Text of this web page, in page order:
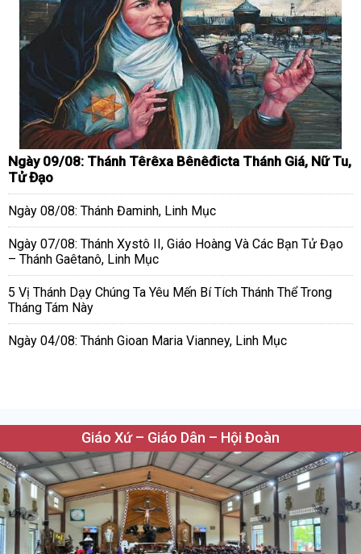
Ngày 09/08: Thánh Têrêxa Bênêđicta Thánh Giá, Nữ Tu,
Tử Đạo
Ngày 08/08: Thánh Đaminh, Linh Mục
Ngày 07/08: Thánh Xystô II, Giáo Hoàng Và Các Bạn Tử Đạo
– Thánh Gaêtanô, Linh Mục
5 Vị Thánh Dạy Chúng Ta Yêu Mến Bí Tích Thánh Thể Trong
Tháng Tám Này
Ngày 04/08: Thánh Gioan Maria Vianney, Linh Mục
Giáo Xứ – Giáo Dân – Hội Đoàn